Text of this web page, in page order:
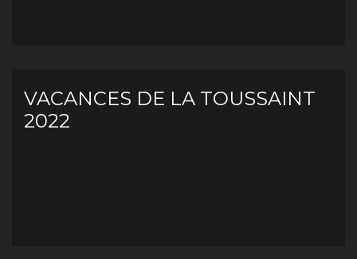
VACANCES DE LA TOUSSAINT
2022